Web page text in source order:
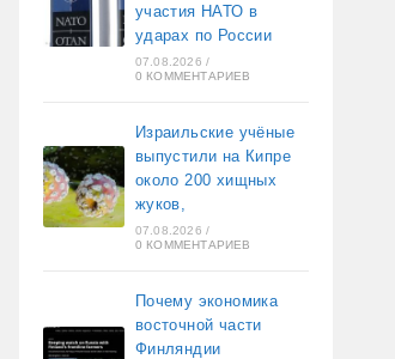
участия НАТО в
ударах по России
07.08.2026 /
0 КОММЕНТАРИЕВ
Израильские учёные
выпустили на Кипре
около 200 хищных
жуков,
07.08.2026 /
0 КОММЕНТАРИЕВ
Почему экономика
восточной части
Финляндии